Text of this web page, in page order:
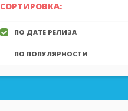
AIGO
AINOL
AIRON
ALCATEL
ALLVIEW
СОРТИРОВКА:
ПО ДАТЕ РЕЛИЗА
ПО ПОПУЛЯРНОСТИ